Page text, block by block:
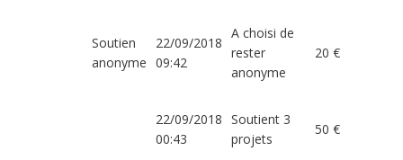
Soutien
anonyme
22/09/2018
09:42
A choisi de
rester
anonyme
20 €
22/09/2018
00:43
Soutient 3
projets
50 €